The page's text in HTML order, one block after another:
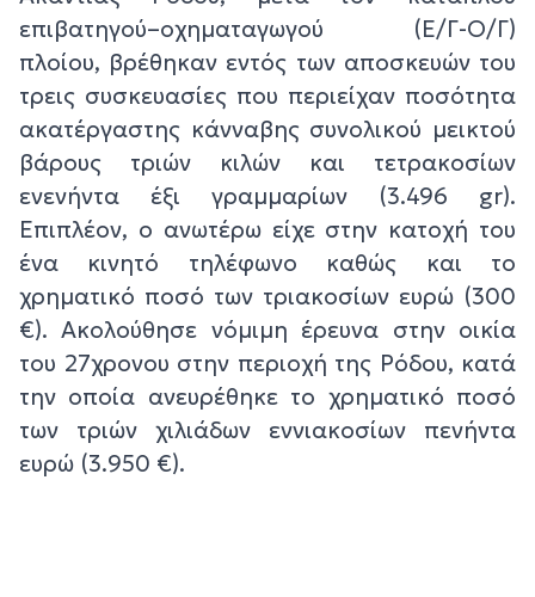
επιβατηγού–οχηματαγωγού (Ε/Γ-Ο/Γ)
πλοίου, βρέθηκαν εντός των αποσκευών του
τρεις συσκευασίες που περιείχαν ποσότητα
ακατέργαστης κάνναβης συνολικού μεικτού
βάρους τριών κιλών και τετρακοσίων
ενενήντα έξι γραμμαρίων (3.496 gr).
Επιπλέον, ο ανωτέρω είχε στην κατοχή του
ένα κινητό τηλέφωνο καθώς και το
χρηματικό ποσό των τριακοσίων ευρώ (300
€). Ακολούθησε νόμιμη έρευνα στην οικία
του 27χρονου στην περιοχή της Ρόδου, κατά
την οποία ανευρέθηκε το χρηματικό ποσό
των τριών χιλιάδων εννιακοσίων πενήντα
ευρώ (3.950 €).